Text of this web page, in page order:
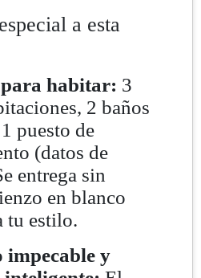
a esta
habitar: 3
2 baños
puesto de
(datos de
entrega sin
en blanco
tu estilo.
y